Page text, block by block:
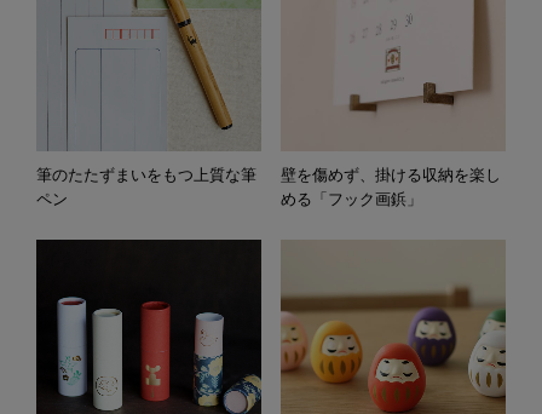
筆のたたずまいをもつ上質な筆
ペン
壁を傷めず、掛ける収納を楽し
める「フック画鋲」